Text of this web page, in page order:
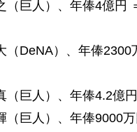
（巨人）、年俸4億
（DeNA）、年俸
（巨人）、年俸4.2億
（巨人）、年俸9000